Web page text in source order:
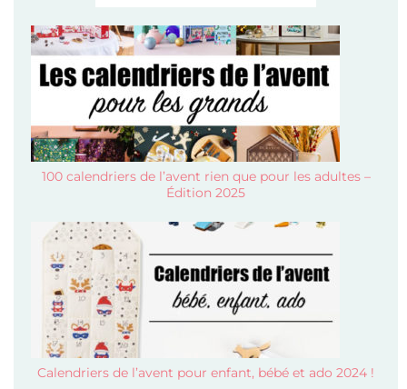
100 calendriers de l’avent rien que pour les adultes –
Édition 2025
Calendriers de l’avent pour enfant, bébé et ado 2024 !